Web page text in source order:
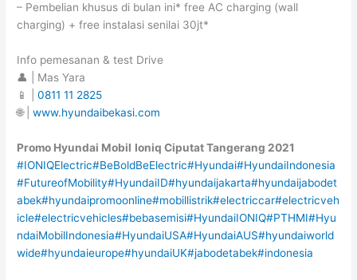
– Pembelian khusus di bulan ini* free AC charging (wall
charging) + free instalasi senilai 30jt*
Info pemesanan & test Drive
👤 | Mas Yara
📱 |0811 11 2825
🌐 |www.hyundaibekasi.com
Promo Hyundai Mobil IoniqCiputatTangerang 2021
#IONIQElectric#BeBoldBeElectric#Hyundai#HyundaiIndonesia
#FutureofMobility#HyundaiID#hyundaijakarta#hyundaijabodet
abek#hyundaipromoonline#mobillistrik#electriccar#electricveh
icle#electricvehicles#bebasemisi#HyundaiIONIQ#PTHMI#Hyu
ndaiMobilIndonesia#HyundaiUSA#HyundaiAUS#hyundaiworld
wide#hyundaieurope#hyundaiUK#jabodetabek#indonesia